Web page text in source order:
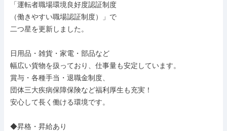
「運転者職場環境良好度認証制度
（働きやすい職場認証制度）」で
二つ星を更新しました。
日用品・雑貨・家電・部品など
幅広い貨物を扱っており、仕事量も安定しています。
賞与・各種手当・退職金制度、
団体三大疾病保障保険など福利厚生も充実！
安心して長く働ける環境です。
◆昇格・昇給あり